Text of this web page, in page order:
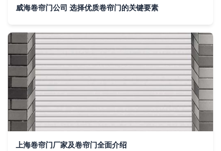
威海卷帘门公司 选择优质卷帘门的关键要素
上海卷帘门厂家及卷帘门全面介绍